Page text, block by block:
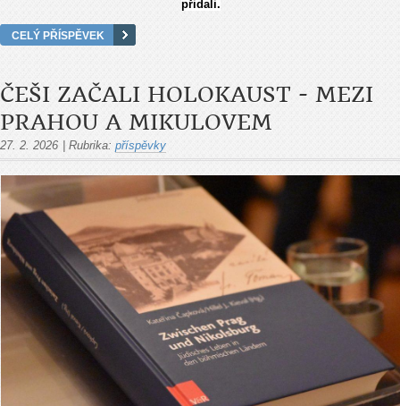
přidali.
CELÝ PŘÍSPĚVEK
ČEŠI ZAČALI HOLOKAUST - MEZI
PRAHOU A MIKULOVEM
27. 2. 2026 Rubrika: příspěvky